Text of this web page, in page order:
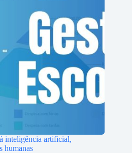
inteligência artificial,
humanas